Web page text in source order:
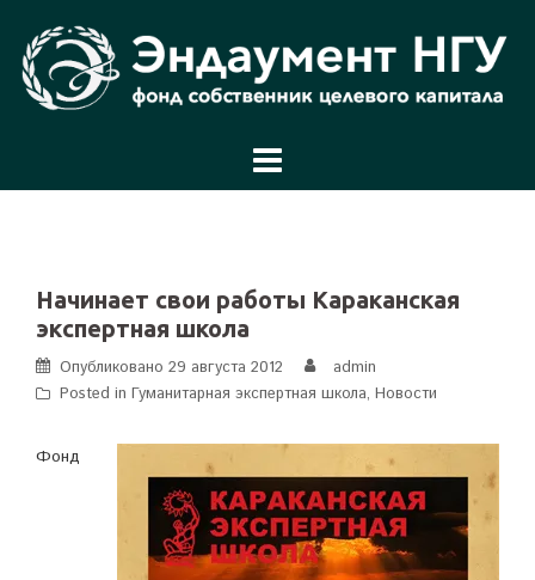
содержимому
Начинает свои работы Караканская
экспертная школа
Опубликовано 29 августа 2012
admin
Posted in Гуманитарная экспертная школа, Новости
Фонд